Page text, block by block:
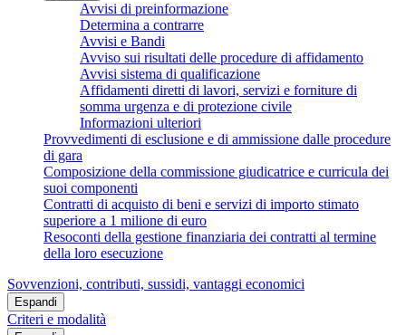
Avvisi di preinformazione
Determina a contrarre
Avvisi e Bandi
Avviso sui risultati delle procedure di affidamento
Avvisi sistema di qualificazione
Affidamenti diretti di lavori, servizi e forniture di
somma urgenza e di protezione civile
Informazioni ulteriori
Provvedimenti di esclusione e di ammissione dalle procedure
di gara
Composizione della commissione giudicatrice e curricula dei
suoi componenti
Contratti di acquisto di beni e servizi di importo stimato
superiore a 1 milione di euro
Resoconti della gestione finanziaria dei contratti al termine
della loro esecuzione
Sovvenzioni, contributi, sussidi, vantaggi economici
Espandi
Criteri e modalità